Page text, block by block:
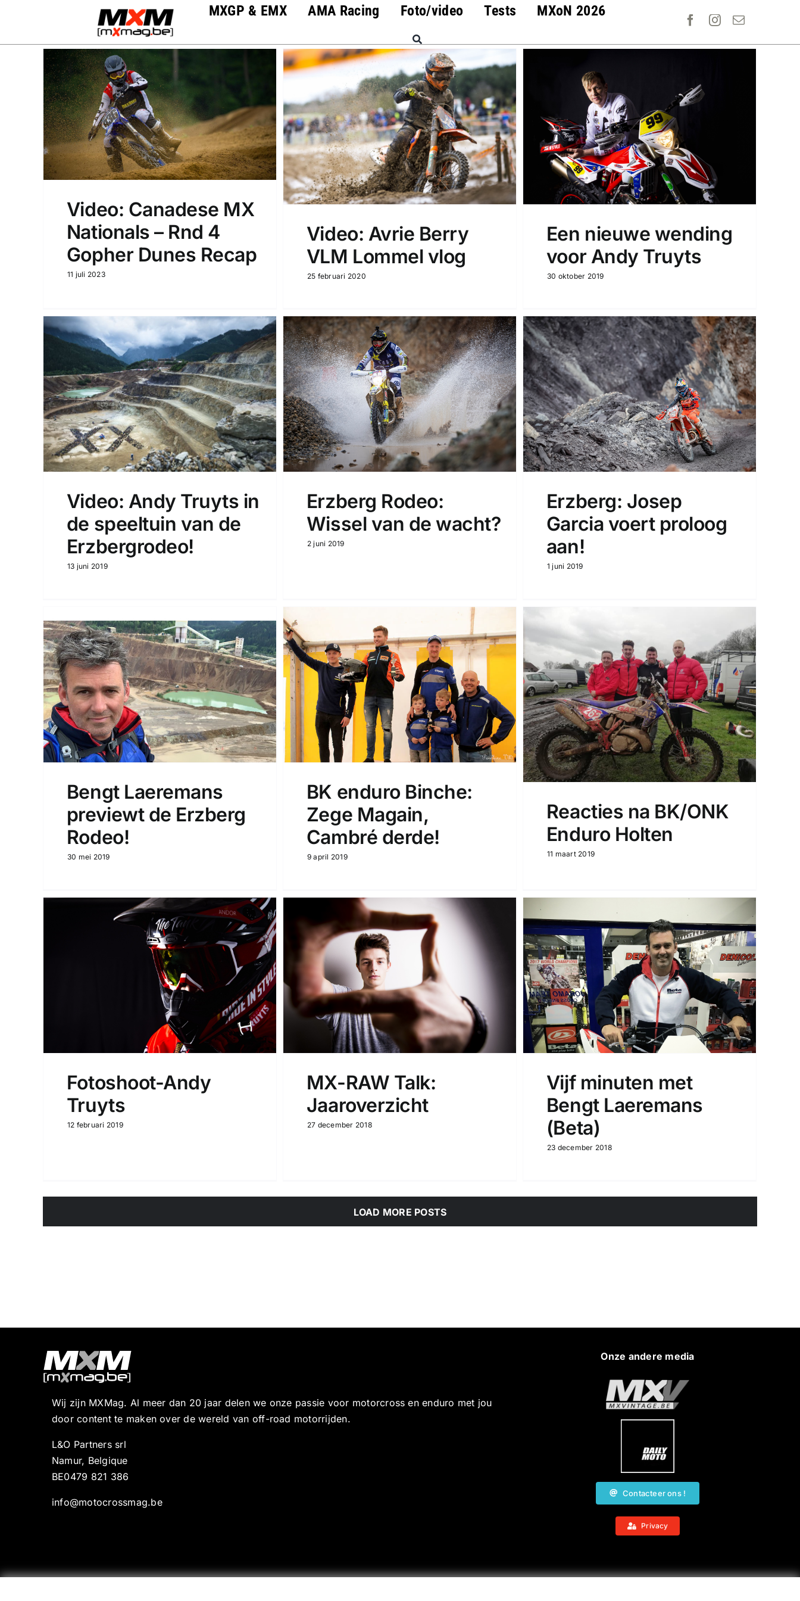
MXGP & EMX AMA Racing Foto/video Tests MXoN 2026
Video: Canadese MX
Nationals – Rnd 4
Gopher Dunes Recap
11 juli 2023
Video: Avrie Berry
VLM Lommel vlog
25 februari 2020
Een nieuwe wending
voor Andy Truyts
30 oktober 2019
Video: Andy Truyts in
de speeltuin van de
Erzbergrodeo!
13 juni 2019
Erzberg Rodeo:
Wissel van de wacht?
2 juni 2019
Erzberg: Josep
Garcia voert proloog
aan!
1 juni 2019
Bengt Laeremans
previewt de Erzberg
Rodeo!
30 mei 2019
BK enduro Binche:
Zege Magain,
Cambré derde!
9 april 2019
Reacties na BK/ONK
Enduro Holten
11 maart 2019
Fotoshoot-Andy
Truyts
12 februari 2019
MX-RAW Talk:
Jaaroverzicht
27 december 2018
Vijf minuten met
Bengt Laeremans
(Beta)
23 december 2018
LOAD MORE POSTS
Wij zijn MXMag. Al meer dan 20 jaar delen we onze passie voor motorcross en enduro met jou
door content te maken over de wereld van off-road motorrijden.
L&O Partners srl
Namur, Belgique
BE0479 821 386
info@motocrossmag.be
Onze andere media
Contacteer ons !
Privacy